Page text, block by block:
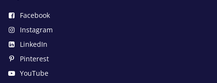
Facebook
Instagram
LinkedIn
Pinterest
YouTube